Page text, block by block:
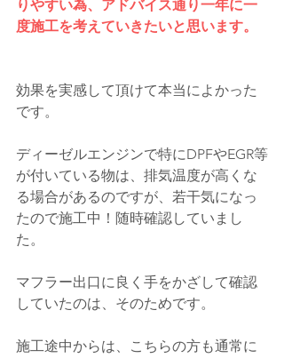
りやすい為、アドバイス通り一年に一
度施工を考えていきたいと思います。
効果を実感して頂けて本当によかった
です。
ディーゼルエンジンで特にDPFやEGR等
が付いている物は、排気温度が高くな
る場合があるのですが、若干気になっ
たので施工中！随時確認していまし
た。
マフラー出口に良く手をかざして確認
していたのは、そのためです。
施工途中からは、こちらの方も通常に